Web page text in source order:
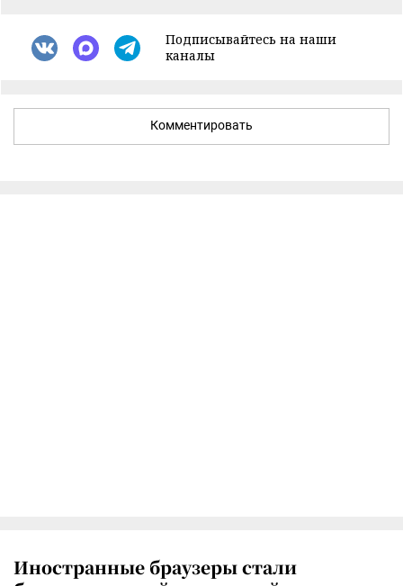
Подписывайтесь на наши
каналы
Комментировать
Иностранные браузеры стали